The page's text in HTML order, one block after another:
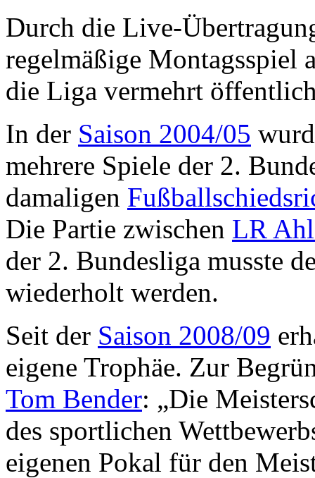
Durch die Live-
regelmäßige Montagsspiel
die Liga vermehrt
In der Saison 2004/05
mehrere Spiele der 2.
damaligen
Die Partie zwischen LR
der 2. Bundesliga musste
wiederholt werden.
Seit der Saison 2008/09
eigene Trophäe. Zur
Tom Bender: „Die
des sportlichen
eigenen Pokal für den